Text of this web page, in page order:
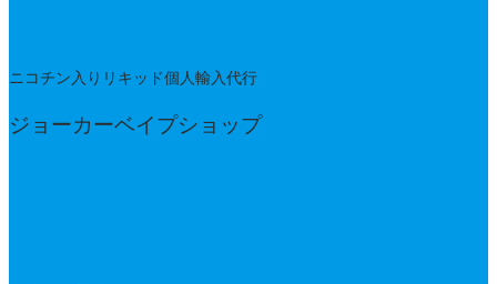
ニコチン入りリキッド個人輸入代行
ジョーカーベイプショップ